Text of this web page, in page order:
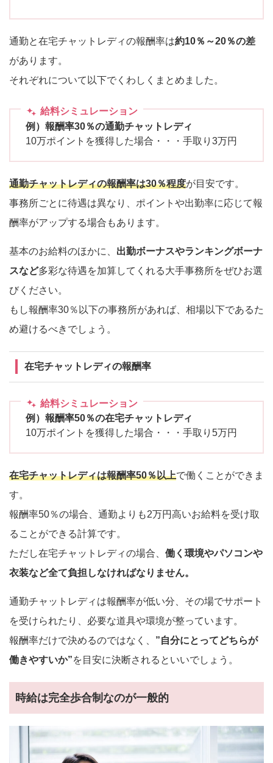
通勤と在宅チャットレディの報酬率は約10％～20％の差
があります。
それぞれについて以下でくわしくまとめました。
給料シミュレーション
例）報酬率30％の通勤チャットレディ
10万ポイントを獲得した場合・・・手取り3万円
通勤チャットレディの報酬率は30％程度が目安です。
事務所ごとに待遇は異なり、ポイントや出勤率に応じて報
酬率がアップする場合もあります。
基本のお給料のほかに、 出勤ボーナスやランキングボーナ
スなど多彩な待遇を加算してくれる大手事務所をぜひお選
びください。
もし報酬率30％以下の事務所があれば、相場以下であるた
め避けるべきでしょう。
在宅チャットレディの報酬率
給料シミュレーション
例）報酬率50％の在宅チャットレディ
10万ポイントを獲得した場合・・・手取り5万円
在宅チャットレディは報酬率50％以上で働くことができま
す。
報酬率50％の場合、通勤よりも2万円高いお給料を受け取
ることができる計算です。
ただし在宅チャットレディの場合、 働く環境やパソコンや
衣装など全て負担しなければなりません。
通勤チャットレディは報酬率が低い分、その場でサポート
を受けられたり、必要な道具や環境が整っています。
報酬率だけで決めるのではなく、 ”自分にとってどちらが
働きやすいか”を目安に決断されるといいでしょう。
時給は完全歩合制なのが一般的